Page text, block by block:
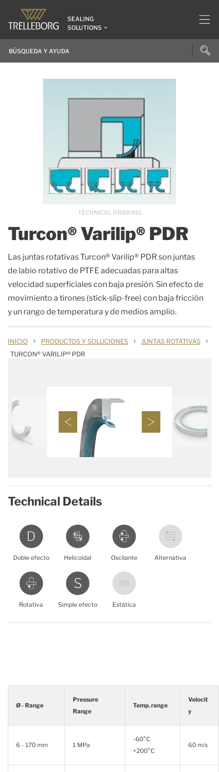
SEALING
SOLUTIONS
Turcon® Varilip® PDR
Las juntas rotativas Turcon® Varilip® PDR son juntas
de labio rotativo de PTFE adecuadas para altas
velocidad superficiales con baja presión. Sin efecto de
movimiento a tirones (stick-slip-free) con baja fricción
y un rango de temperatura y de medios amplio.
TECHNICAL DRAWING
INICIO › PRODUCTOS Y SOLUCIONES › JUNTAS ROTATIVAS ›
TURCON® VARILIP® PDR
Technical Details
Doble efecto Helicoidal Oscilante Alternativa
Rotativa Simple efecto Estática
Ø - Range
Pressure
Range
Temp. range
Velocit
y
6 - 170 mm 1 MPa
-60°C
+200°C
60 m/s